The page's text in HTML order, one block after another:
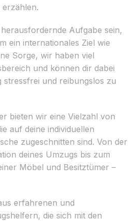
Aufgabe sein,
ein internationales Ziel wie
Sorge, wir haben viel
und können dir dabei
stressfrei und reibungslos zu
bieten wir eine Vielzahl von
auf deine individuellen
zugeschnitten sind. Von der
deines Umzugs bis zum
Möbel und Besitztümer –
erfahrenen und
die sich mit den